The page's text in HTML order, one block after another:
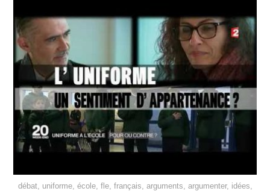
débat, uniforme, école, fle, français, arguments, argumenter, idées,